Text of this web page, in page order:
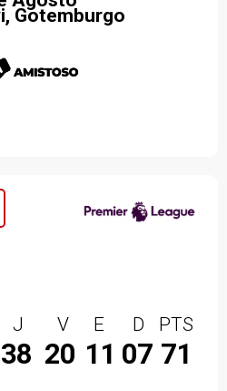
Gotemburgo
38 20 07
11 71
J V E D PTS